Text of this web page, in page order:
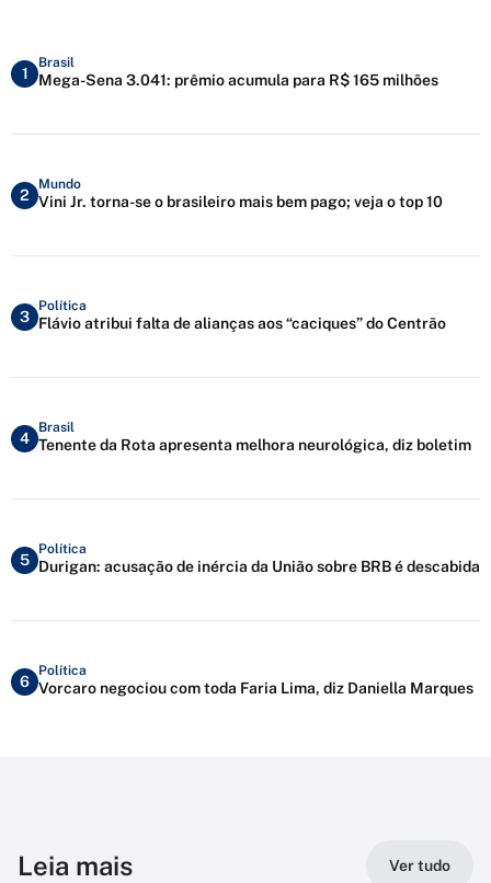
1
Brasil
Mega-Sena 3.041: prêmio acumula para R$ 165 milhões
2
Mundo
Vini Jr. torna-se o brasileiro mais bem pago; veja o top 10
3
Política
Flávio atribui falta de alianças aos “caciques” do Centrão
4
Brasil
Tenente da Rota apresenta melhora neurológica, diz boletim
5
Política
Durigan: acusação de inércia da União sobre BRB é descabida
6
Política
Vorcaro negociou com toda Faria Lima, diz Daniella Marques
Leia mais Ver tudo